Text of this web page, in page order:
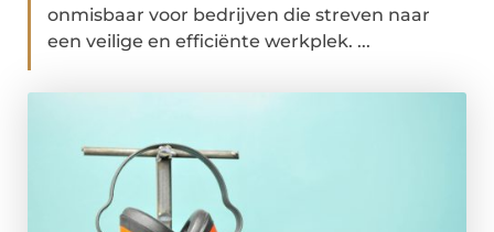
onmisbaar voor bedrijven die streven naar
een veilige en efficiënte werkplek. ...